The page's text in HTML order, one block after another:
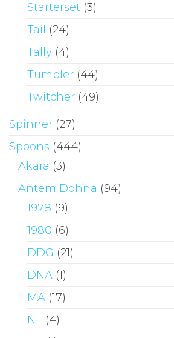
Starterset (3)
Tail
(24)
Tally (4)
Tumbler (44)
Twitcher (49)
Spinner (27)
Spoons (444)
Akara (3)
Antem Dohna (94)
1978 (9)
1980 (6)
DDG (21)
DNA (1)
MA (17)
NT (4)